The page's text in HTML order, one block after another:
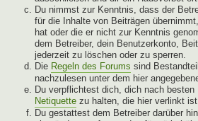
Du nimmst zur Kenntnis, dass der
für die Inhalte von Beiträgen
hat oder die er nicht zur Kenntnis
dem Betreiber, dein Benutzerkonto,
jederzeit zu löschen oder zu sperren.
Die Regeln des Forums sind
nachzulesen unter dem hier
Du verpflichtest dich, dich nach besten
Netiquette zu halten, die hier verlinkt ist.
Du gestattest dem Betreiber darüber